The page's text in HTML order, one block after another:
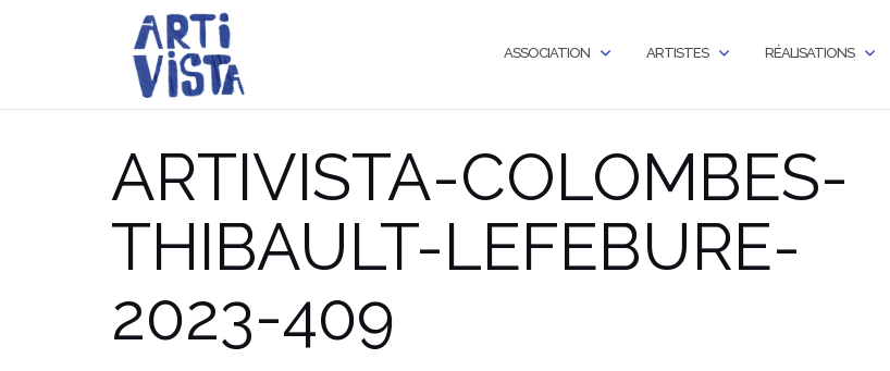
ASSOCIATION ARTISTES RÉALISATIONS
ARTIVISTA-COLOMBES-
THIBAULT-LEFEBURE-
2023-409